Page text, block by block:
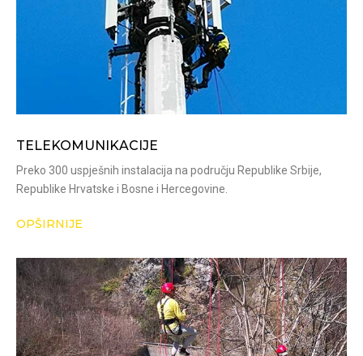
TELEKOMUNIKACIJE
Preko 300 uspješnih instalacija na području Republike Srbije,
Republike Hrvatske i Bosne i Hercegovine.
OPŠIRNIJE